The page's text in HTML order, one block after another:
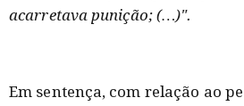
acarretava punição; (…)".
Em sentença, com relação ao